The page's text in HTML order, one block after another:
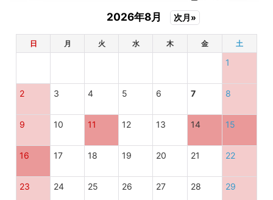
🍫 カカオ豆の歴史2026年8月 次月»
日 月 火 水 木 金 土
1
2 3 4 5 6 7 8
9 10 11 12 13 14 15
16 17 18 19 20 21 22
23 24 25 26 27 28 29